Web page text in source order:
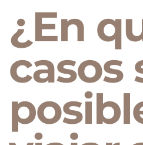
¿En
casos